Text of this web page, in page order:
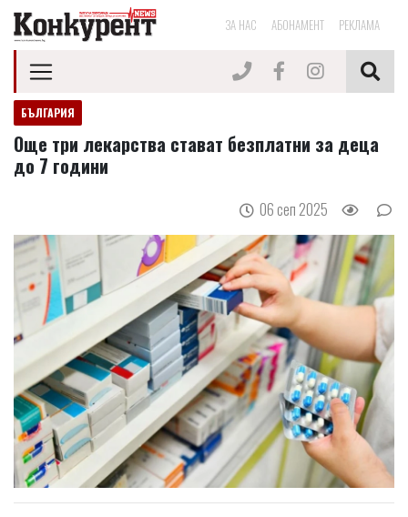
ЗА НАС АБОНАМЕНТ РЕКЛАМА
БЪЛГАРИЯ
Още три лекарства стават безплатни за деца
до 7 години
06 сеп 2025